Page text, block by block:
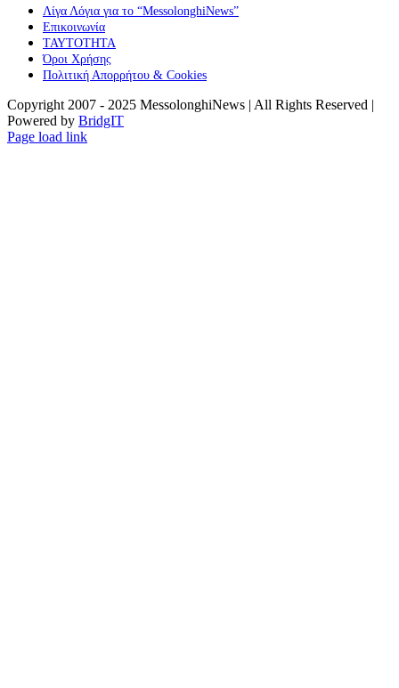
Λίγα Λόγια για το “MessolonghiNews”
Επικοινωνία
ΤΑΥΤΟΤΗΤΑ
Όροι Χρήσης
Πολιτική Απορρήτου & Cookies
Copyright 2007 - 2025 MessolonghiNews | All Rights Reserved |
Powered by BridgIT
YouTube
Facebook
Instagram
Page load link